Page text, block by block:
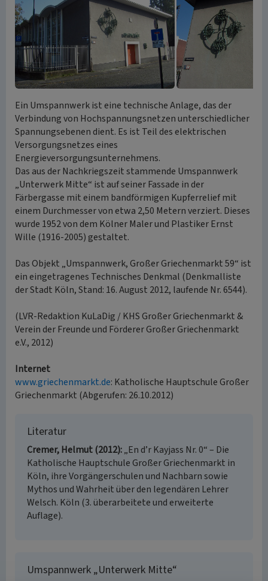
Ein Umspannwerk ist eine technische Anlage, das der
Verbindung von Hochspannungsnetzen unterschiedlicher
Spannungsebenen dient. Es ist Teil des elektrischen
Versorgungsnetzes eines
Energieversorgungsunternehmens.
Das aus der Nachkriegszeit stammende Umspannwerk
„Unterwerk Mitte“ ist auf seiner Fassade in der
Färbergasse mit einem bandförmigen Kupferrelief mit
einem Durchmesser von etwa 2,50 Metern verziert. Dieses
wurde 1952 von dem Kölner Maler und Plastiker Ernst
Wille (1916-2005) gestaltet.
Das Objekt „Umspannwerk, Großer Griechenmarkt 59“ ist
ein eingetragenes Technisches Denkmal (Denkmalliste
der Stadt Köln, Stand: 16. August 2012, laufende Nr. 6544).
(LVR-Redaktion KuLaDig / KHS Großer Griechenmarkt &
Verein der Freunde und Förderer Großer Griechenmarkt
e.V., 2012)
Internet
www.griechenmarkt.de: Katholische Hauptschule Großer
Griechenmarkt (Abgerufen: 26.10.2012)
Literatur
Cremer, Helmut (2012) „En d’r Kayjass Nr. 0“ – Die
Katholische Hauptschule Großer Griechenmarkt in
Köln, ihre Vorgängerschulen und Nachbarn sowie
Mythos und Wahrheit über den legendären Lehrer
Welsch. Köln (3. überarbeitete und erweiterte
Auflage).
Umspannwerk „Unterwerk Mitte“